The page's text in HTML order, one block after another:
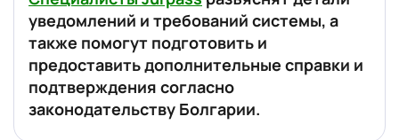
уведомлений и требований системы, а
также помогут подготовить и
предоставить дополнительные справки и
подтверждения согласно
законодательству Болгарии.